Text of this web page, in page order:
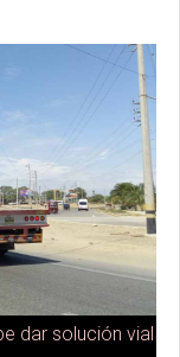
dar solución vial